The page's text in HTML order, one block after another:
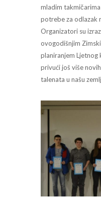
mladim
potrebe za odlazak
Organizatori su
ovogodišnjim
planiranjem Ljetnog
privući još više
talenata u našu